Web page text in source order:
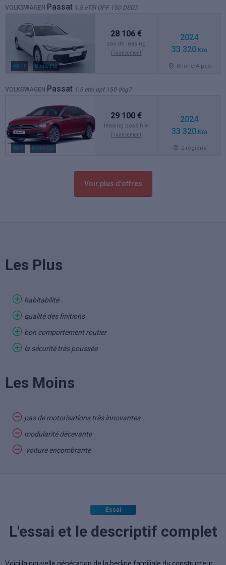
VOLKSWAGEN Passat 1.5 eTSI OPF 150 DSG7
10 Blanc Pur
28 106 €
pas de leasing
Financement
2024
33 320Km
Rhône-Alpes
VOLKSWAGEN Passat 1.5 etsi opf 150 dsg7
0 Blanc pur
29 100 €
leasing possible
Financement
2024
33 320Km
2 régions
Voir plus d'offres
Les Plus
habitabilité
qualité des finitions
bon comportement routier
la sécurité très poussée
Les Moins
pas de motorisations très innovantes
modularité décevante
voiture encombrante
Essai
L'essai et le descriptif complet